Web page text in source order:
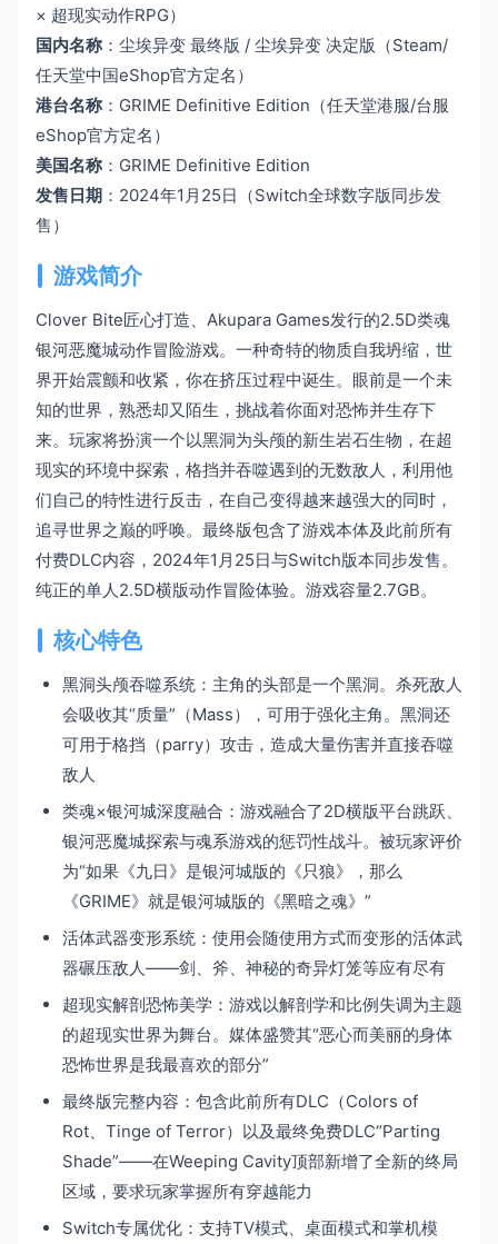
× 超现实动作RPG）
国内名称：尘埃异变 最终版 / 尘埃异变 决定版（Steam/
任天堂中国eShop官方定名）
港台名称：GRIME Definitive Edition（任天堂港服/台服
eShop官方定名）
美国名称：GRIME Definitive Edition
发售日期 ：2024年1月25日（Switch全球数字版同步发
售）
游戏简介
Clover Bite匠心打造、Akupara Games发行的2.5D类魂
银河恶魔城动作冒险游戏。一种奇特的物质自我坍缩，世
界开始震颤和收紧，你在挤压过程中诞生。眼前是一个未
知的世界，熟悉却又陌生，挑战着你面对恐怖并生存下
来。玩家将扮演一个以黑洞为头颅的新生岩石生物，在超
现实的环境中探索，格挡并吞噬遇到的无数敌人，利用他
们自己的特性进行反击，在自己变得越来越强大的同时，
追寻世界之巅的呼唤。最终版包含了游戏本体及此前所有
付费DLC内容，2024年1月25日与Switch版本同步发售。
纯正的单人2.5D横版动作冒险体验。游戏容量2.7GB。
核心特色
黑洞头颅吞噬系统：主角的头部是一个黑洞。杀死敌人
会吸收其“质量”（Mass），可用于强化主角。黑洞还
可用于格挡（parry）攻击，造成大量伤害并直接吞噬
敌人
类魂×银河城深度融合：游戏融合了2D横版平台跳跃、
银河恶魔城探索与魂系游戏的惩罚性战斗。被玩家评价
为“如果《九日》是银河城版的《只狼》，那么
《GRIME》就是银河城版的《黑暗之魂》”
活体武器变形系统：使用会随使用方式而变形的活体武
器碾压敌人——剑、斧、神秘的奇异灯笼等应有尽有
超现实解剖恐怖美学：游戏以解剖学和比例失调为主题
的超现实世界为舞台。媒体盛赞其“恶心而美丽的身体
恐怖世界是我最喜欢的部分”
最终版完整内容：包含此前所有DLC（Colors of
Rot、Tinge of Terror）以及最终免费DLC“Parting
Shade”——在Weeping Cavity顶部新增了全新的终局
区域，要求玩家掌握所有穿越能力
Switch专属优化：支持TV模式、桌面模式和掌机模